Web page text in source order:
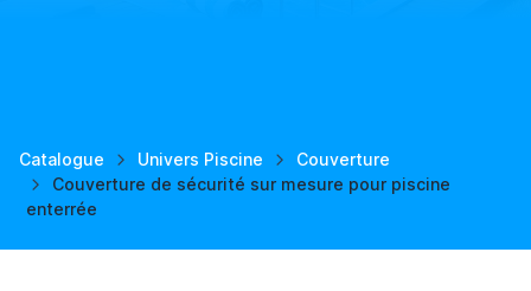
Catalogue Univers Piscine
Couverture
Couverture de sécurité sur mesure pour piscine
enterrée